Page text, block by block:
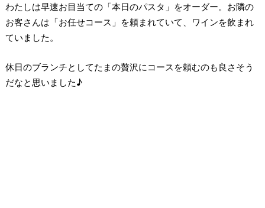
わたしは早速お目当ての「本日のパスタ」をオーダー。お隣の
お客さんは「お任せコース」を頼まれていて、ワインを飲まれ
ていました。
休日のブランチとしてたまの贅沢にコースを頼むのも良さそう
だなと思いました♪